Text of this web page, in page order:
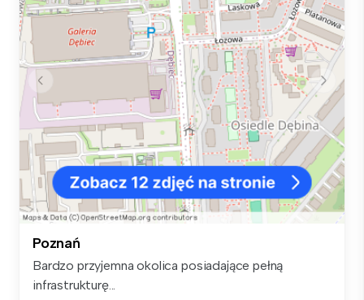
Poznań
Bardzo przyjemna okolica posiadające pełną
infrastrukturę...